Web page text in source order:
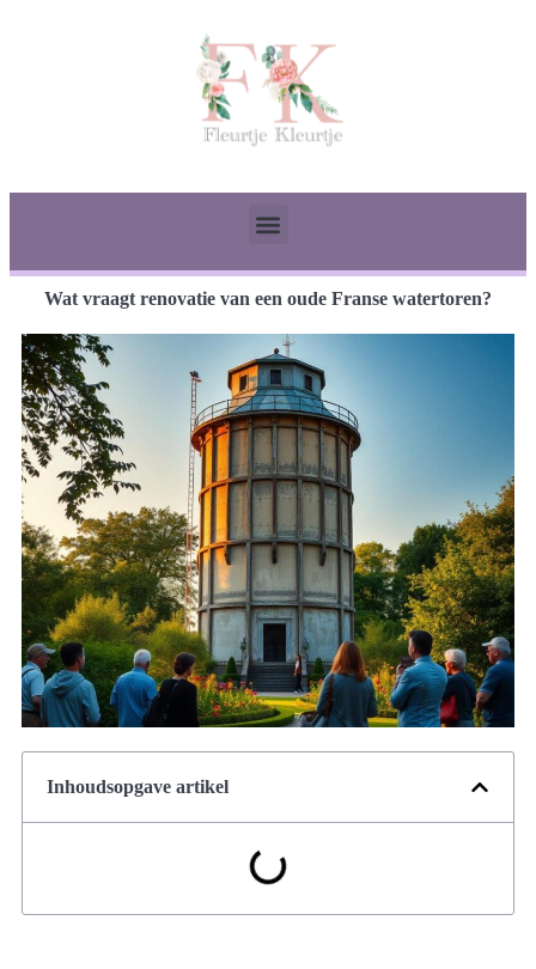
Wat vraagt renovatie van een oude Franse watertoren?
Inhoudsopgave artikel